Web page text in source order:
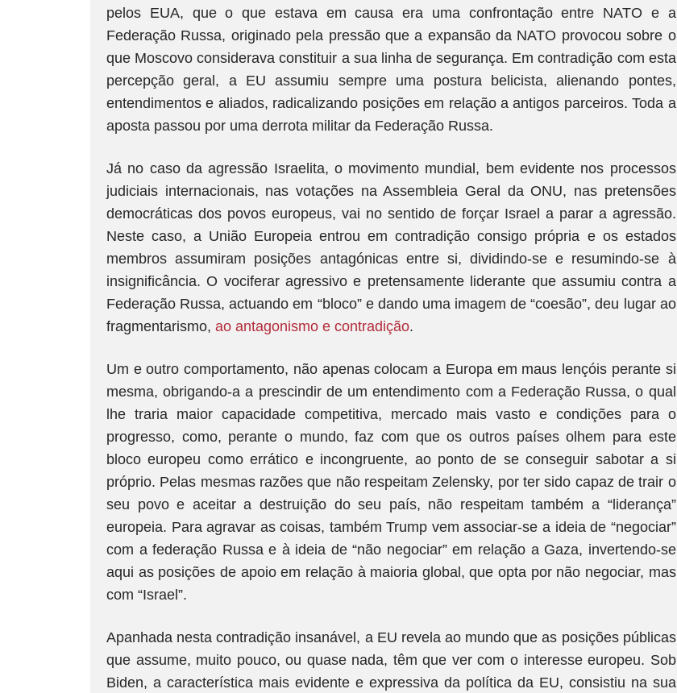
pelos EUA, que o que estava em causa era uma confrontação entre NATO e a
Federação Russa, originado pela pressão que a expansão da NATO provocou sobre o
que Moscovo considerava constituir a sua linha de segurança. Em contradição com esta
percepção geral, a EU assumiu sempre uma postura belicista, alienando pontes,
entendimentos e aliados, radicalizando posições em relação a antigos parceiros. Toda a
aposta passou por uma derrota militar da Federação Russa.
Já no caso da agressão Israelita, o movimento mundial, bem evidente nos processos
judiciais internacionais, nas votações na Assembleia Geral da ONU, nas pretensões
democráticas dos povos europeus, vai no sentido de forçar Israel a parar a agressão.
Neste caso, a União Europeia entrou em contradição consigo própria e os estados
membros assumiram posições antagónicas entre si, dividindo-se e resumindo-se à
insignificância. O vociferar agressivo e pretensamente liderante que assumiu contra a
Federação Russa, actuando em “bloco” e dando uma imagem de “coesão”, deu lugar ao
fragmentarismo, ao antagonismo e contradição.
Um e outro comportamento, não apenas colocam a Europa em maus lençóis perante si
mesma, obrigando-a a prescindir de um entendimento com a Federação Russa, o qual
lhe traria maior capacidade competitiva, mercado mais vasto e condições para o
progresso, como, perante o mundo, faz com que os outros países olhem para este
bloco europeu como errático e incongruente, ao ponto de se conseguir sabotar a si
próprio. Pelas mesmas razões que não respeitam Zelensky, por ter sido capaz de trair o
seu povo e aceitar a destruição do seu país, não respeitam também a “liderança”
europeia. Para agravar as coisas, também Trump vem associar-se a ideia de “negociar”
com a federação Russa e à ideia de “não negociar” em relação a Gaza, invertendo-se
aqui as posições de apoio em relação à maioria global, que opta por não negociar, mas
com “Israel”.
Apanhada nesta contradição insanável, a EU revela ao mundo que as posições públicas
que assume, muito pouco, ou quase nada, têm que ver com o interesse europeu. Sob
Biden, a característica mais evidente e expressiva da política da EU, consistiu na sua